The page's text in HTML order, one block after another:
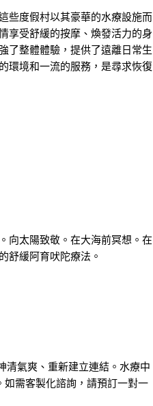
些度假村以其豪華的水療設施而
享受舒緩的按摩、煥發活力的身
了整體體驗，提供了遠離日常生
環境和一流的服務，是尋求恢復
向太陽致敬。在大海前冥想。在
舒緩阿育吠陀療法。
清氣爽、重新建立連結。水療中
需客製化諮詢，請預訂一對一